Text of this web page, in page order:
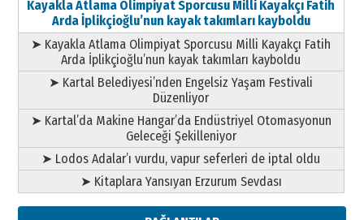
Kayakla Atlama Olimpiyat Sporcusu Milli Kayakçı Fatih
Arda İplikçioğlu’nun kayak takımları kayboldu
➤ Kayakla Atlama Olimpiyat Sporcusu Milli Kayakçı Fatih
Arda İplikçioğlu’nun kayak takımları kayboldu
➤ Kartal Belediyesi’nden Engelsiz Yaşam Festivali
Düzenliyor
➤ Kartal’da Makine Hangar’da Endüstriyel Otomasyonun
Geleceği Şekilleniyor
➤ Lodos Adalar’ı vurdu, vapur seferleri de iptal oldu
➤ Kitaplara Yansıyan Erzurum Sevdası